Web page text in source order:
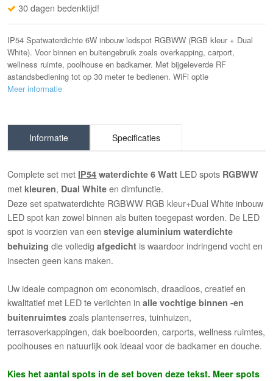
30 dagen bedenktijd!
IP54 Spatwaterdichte 6W inbouw ledspot RGBWW (RGB kleur + Dual
White). Voor binnen en buitengebruik zoals overkapping, carport,
wellness ruimte, poolhouse en badkamer. Met bijgeleverde RF
astandsbediening tot op 30 meter te bedienen. WiFi optie
Meer informatie
Informatie Specificaties
Complete set met IP54 waterdichte 6 Watt LED spots RGBWW
metkleuren, Dual White en dimfunctie.
Deze set spatwaterdichte RGBWW RGB kleur+Dual White inbouw
LED spot kan zowel binnen als buiten toegepast worden. De LED
spot is voorzien van eenstevige aluminium waterdichte
behuizing die volledigafgedicht is waardoor indringend vocht en
insecten geen kans maken.
Uw ideale compagnon om economisch, draadloos, creatief en
kwalitatief met LED te verlichten inalle vochtige binnen -en
buitenruimtes zoals plantenserres, tuinhuizen,
terrasoverkappingen, dak boeiboorden, carports, wellness ruimtes,
poolhouses en natuurlijk ook ideaal voor de badkamer en douche.
Kies het aantal spots in de set boven deze tekst. Meer spots